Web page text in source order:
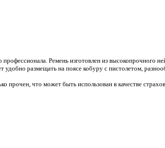
Ремень изготовлен из высокопрочного
размещать на поясе кобуру с пистолетом,
что может быть использован в качестве